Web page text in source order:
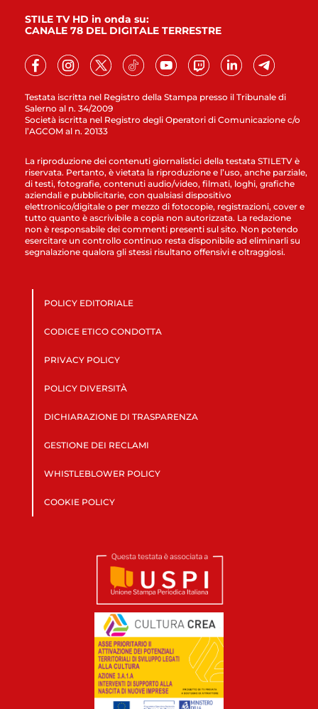
Testata iscritta nel Registro della Stampa presso il Tribunale di
Salerno al n. 34/2009
Società iscritta nel Registro degli Operatori di Comunicazione c/o
l’AGCOM al n. 20133
STILE TV HD in onda su:
CANALE 78 DEL DIGITALE TERRESTRE
La riproduzione dei contenuti giornalistici della testata STILETV è
riservata. Pertanto, è vietata la riproduzione e l’uso, anche parziale,
di testi, fotografie, contenuti audio/video, filmati, loghi, grafiche
aziendali e pubblicitarie, con qualsiasi dispositivo
elettronico/digitale o per mezzo di fotocopie, registrazioni, cover e
tutto quanto è ascrivibile a copia non autorizzata. La redazione
non è responsabile dei commenti presenti sul sito. Non potendo
esercitare un controllo continuo resta disponibile ad eliminarli su
segnalazione qualora gli stessi risultano offensivi e oltraggiosi.
POLICY EDITORIALE
CODICE ETICO CONDOTTA
PRIVACY POLICY
POLICY DIVERSITÀ
DICHIARAZIONE DI TRASPARENZA
GESTIONE DEI RECLAMI
WHISTLEBLOWER POLICY
COOKIE POLICY